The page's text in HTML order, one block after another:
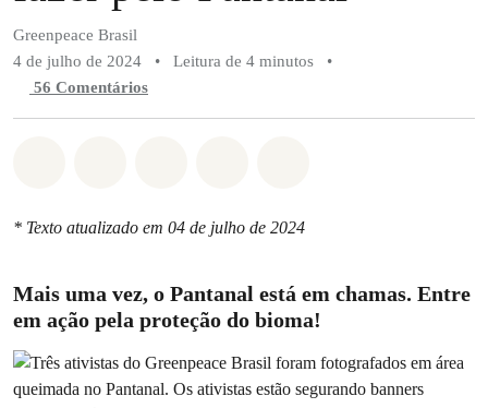
Greenpeace Brasil
4 de julho de 2024
• Leitura de 4 minutos
•
56 Comentários
* Texto atualizado em 04 de julho de 2024
Mais uma vez, o Pantanal está em chamas. Entre
em ação pela proteção do bioma!